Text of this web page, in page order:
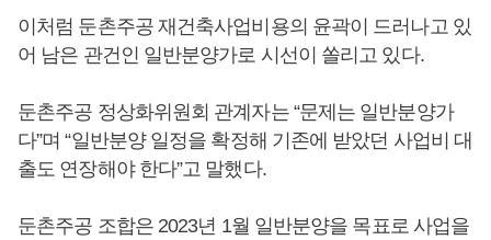
이처럼 둔촌주공 재건축사업비용의 윤곽이 드러나고 있
어 남은 관건인 일반분양가로 시선이 쏠리고 있다.
둔촌주공 정상화위원회 관계자는 “문제는 일반분양가
다”며 “일반분양 일정을 확정해 기존에 받았던 사업비 대
출도 연장해야 한다”고 말했다.
둔촌주공 조합은 2023년 1월 일반분양을 목표로 사업을